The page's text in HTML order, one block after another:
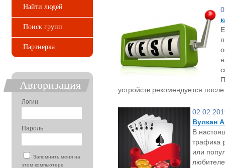
устройств рекомендуется
Вулкан
В
трафика
или
Найти людей
Поиск групп
Партнерка
Авторизация
Логин
Пароль
Запомнить меня на
этом компьютере